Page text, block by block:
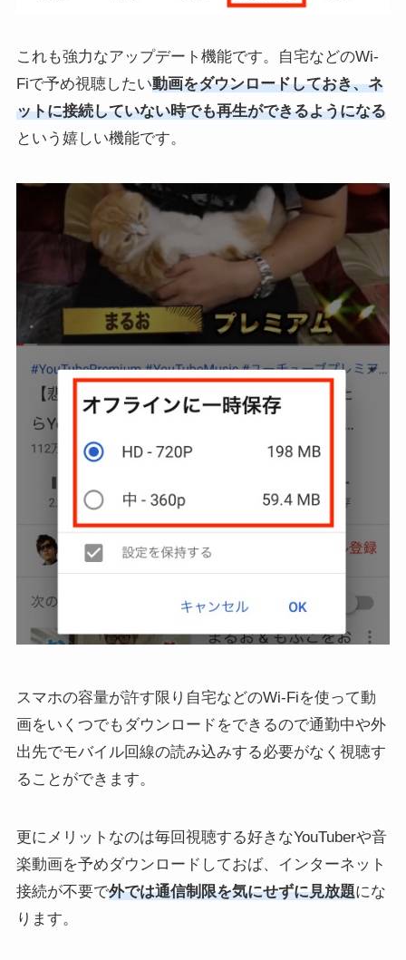
これも強力なアップデート機能です。自宅などのWi-
Fiで予め視聴したい動画をダウンロードしておき、ネ
ットに接続していない時でも再生ができるようになる
という嬉しい機能です。
スマホの容量が許す限り自宅などのWi-Fiを使って動
画をいくつでもダウンロードをできるので通勤中や外
出先でモバイル回線の読み込みする必要がなく視聴す
ることができます。
更にメリットなのは毎回視聴する好きなYouTuberや音
楽動画を予めダウンロードしておば、インターネット
接続が不要で外では通信制限を気にせずに見放題にな
ります。